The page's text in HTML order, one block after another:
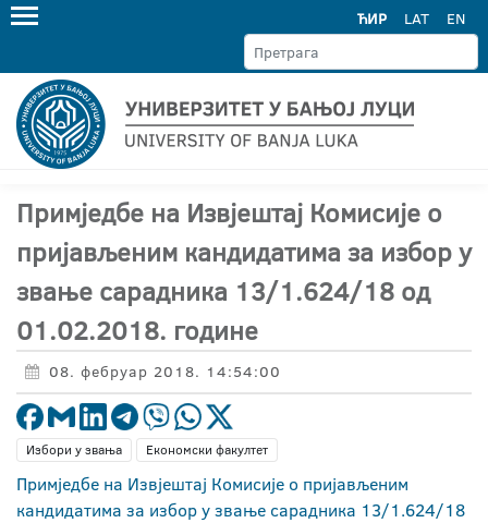
ЋИР LAT EN
Примједбе на Извјештај Комисије о
пријављеним кандидатима за избор у
звање сарадника 13/1.624/18 од
01.02.2018. године
08. фебруар 2018. 14:54:00
Избори у звања Економски факултет
Примједбе на Извјештај Комисије о пријављеним
кандидатима за избор у звање сарадника 13/1.624/18